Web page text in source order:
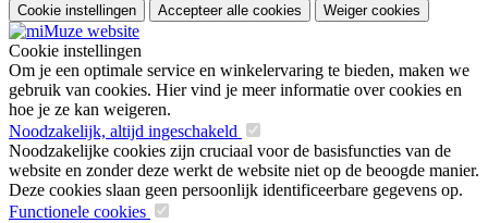
Cookie instellingen Accepteer alle cookies Weiger cookies
Cookie instellingen
Om je een optimale service en winkelervaring te bieden, maken we
gebruik van cookies. Hier vind je meer informatie over cookies en
hoe je ze kan weigeren.
Noodzakelijk, altijd ingeschakeld
Noodzakelijke cookies zijn cruciaal voor de basisfuncties van de
website en zonder deze werkt de website niet op de beoogde manier.
Deze cookies slaan geen persoonlijk identificeerbare gegevens op.
Functionele cookies